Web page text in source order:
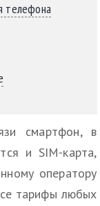
телефона
смартфон, в
и SIM-карта,
оператору
тарифы любых